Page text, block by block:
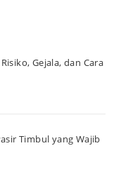
Gejala, dan Cara
Timbul yang Wajib